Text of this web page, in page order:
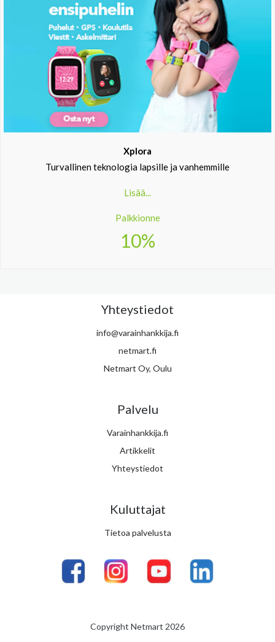
Xplora
Turvallinen teknologia lapsille ja vanhemmille
Lisää...
Palkkionne
10%
Yhteystiedot
info@varainhankkija.fi
netmart.fi
Netmart Oy, Oulu
Palvelu
Varainhankkija.fi
Artikkelit
Yhteystiedot
Kuluttajat
Tietoa palvelusta
Copyright Netmart 2026